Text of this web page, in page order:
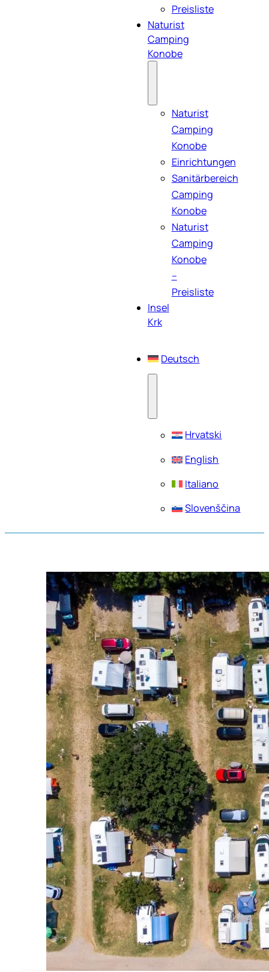
Preisliste
Naturist
Camping
Konobe
Naturist
Camping
Konobe
Einrichtungen
Sanitärbereich
Camping
Konobe
Naturist
Camping
Konobe
–
Preisliste
Insel
Krk
Deutsch
Hrvatski
English
Italiano
Slovenščina